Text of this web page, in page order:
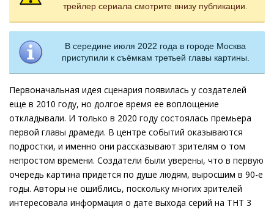
трейлер сериала смотрите внизу публикации.
В середине июля 2022 года в городе Москва
приступили к съёмкам третьей главы картины.
Первоначальная идея сценария появилась у создателей
еще в 2010 году, но долгое время ее воплощение
откладывали. И только в 2020 году состоялась премьера
первой главы драмеди. В центре событий оказываются
подростки, и именно они рассказывают зрителям о том
непростом времени. Создатели были уверены, что в первую
очередь картина придется по душе людям, выросшим в 90-е
годы. Авторы не ошиблись, поскольку многих зрителей
интересовала информация о дате выхода серий на ТНТ 3